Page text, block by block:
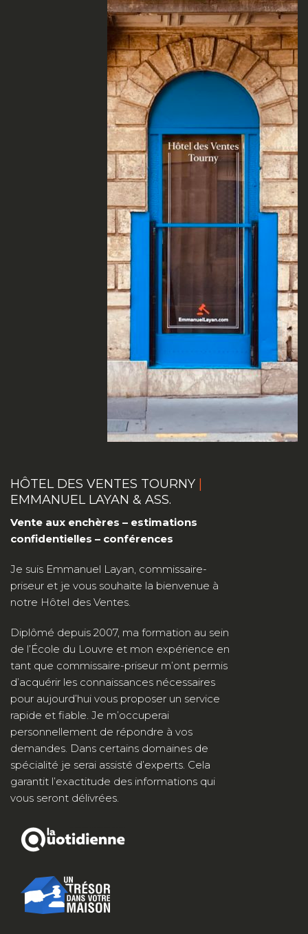
HÔTEL DES VENTES TOURNY
EMMANUEL LAYAN & ASS.
Vente aux enchères – estimations
confidentielles – conférences
Je suis Emmanuel Layan, commissaire-
priseur et je vous souhaite la bienvenue à
notre Hôtel des Ventes.
Diplômé depuis 2007, ma formation au sein
de l’École du Louvre et mon expérience en
tant que commissaire-priseur m’ont permis
d’acquérir les connaissances nécessaires
pour aujourd’hui vous proposer un service
rapide et fiable. Je m’occuperai
personnellement de répondre à vos
demandes. Dans certains domaines de
spécialité je serai assisté d’experts. Cela
garantit l’exactitude des informations qui
vous seront délivrées.